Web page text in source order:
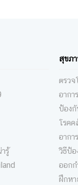
รู้
สุขภ
ตรวจ
อากา
ป้อง
โรค
อากา
วิธีป้
ออกก
ฝึกห